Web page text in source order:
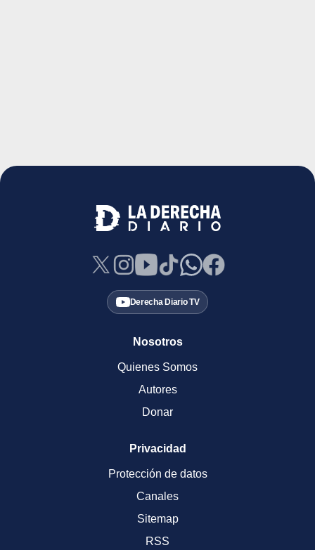
Derecha Diario TV
Nosotros
Quienes Somos
Autores
Donar
Privacidad
Protección de datos
Canales
Sitemap
RSS